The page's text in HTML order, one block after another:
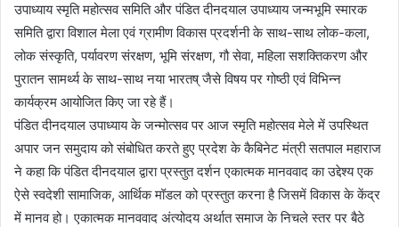
उपाध्याय स्मृति महोत्सव समिति और पंडित दीनदयाल उपाध्याय जन्मभूमि स्मारक
समिति द्वारा विशाल मेला एवं ग्रामीण विकास प्रदर्शनी के साथ-साथ लोक-कला,
लोक संस्कृति, पर्यावरण संरक्षण, भूमि संरक्षण, गौ सेवा, महिला सशक्तिकरण और
पुरातन सामर्थ्य के साथ-साथ नया भारतष् जैसे विषय पर गोष्ठी एवं विभिन्न
कार्यक्रम आयोजित किए जा रहे हैं।
पंडित दीनदयाल उपाध्याय के जन्मोत्सव पर आज स्मृति महोत्सव मेले में उपस्थित
अपार जन समुदाय को संबोधित करते हुए प्रदेश के कैबिनेट मंत्री सतपाल महाराज
ने कहा कि पंडित दीनदयाल द्वारा प्रस्तुत दर्शन एकात्मक मानववाद का उद्देश्य एक
ऐसे स्वदेशी सामाजिक, आर्थिक मॉडल को प्रस्तुत करना है जिसमें विकास के केंद्र
में मानव हो। एकात्मक मानववाद अंत्योदय अर्थात समाज के निचले स्तर पर बैठे